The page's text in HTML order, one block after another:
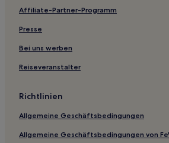
Cornegliano Laudense Hotels
Corte Dei Cortesi Hotels
Casalpusterlengo Hotels
Hotels nahe Bahnhof Ponte d'Adda
Hotels nahe Kathedrale Santa Maria
Zerbo Hotels
Hotels nahe Museo del Violino von
Affiliate-Partner-Programm
Presse
Bei uns werben
Reiseveranstalter
Richtlinien
Allgemeine Geschäftsbedingungen
Allgemeine Geschäftsbedingungen von